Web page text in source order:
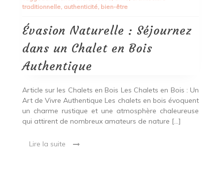
un
Chalet
en
Bois
traditionnelle, authenticité, bien-être
Évasion Naturelle : Séjournez
dans un Chalet en Bois
Authentique
Article sur les Chalets en Bois Les Chalets en Bois : Un
Art de Vivre Authentique Les chalets en bois évoquent
un charme rustique et une atmosphère chaleureuse
qui attirent de nombreux amateurs de nature […]
Lire la suite